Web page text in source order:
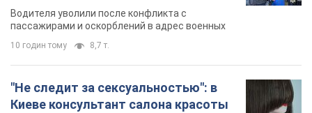
военным и поплатился за это.
Видео
Водителя уволили после конфликта с
пассажирами и оскорблений в адрес военных
10 годин тому 8,7 т.
"Не следит за сексуальностью": в
Киеве консультант салона красоты